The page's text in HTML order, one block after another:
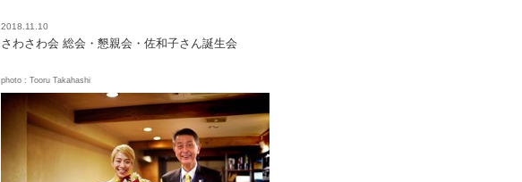
2018.11.10
さわさわ会 総会・懇親会・佐和子さん誕生会
photo : Tooru Takahashi